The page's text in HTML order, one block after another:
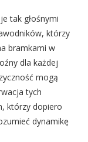
tak głośnymi
którzy
bramkami w
dla każdej
mogą
tych
którzy dopiero
dynamikę